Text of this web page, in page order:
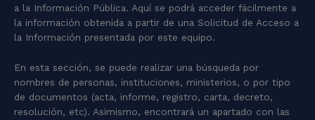
a la Información Pública. Aquí se podrá acceder fácilmente a
la información obtenida a partir de una Solicitud de Acceso a
la Información presentada por este equipo.
En esta sección, se puede realizar una búsqueda por
nombres de personas, instituciones, ministerios, o por tipo
de documentos (acta, informe, registro, carta, decreto,
resolución, etc). Asimismo, encontrará un apartado con las